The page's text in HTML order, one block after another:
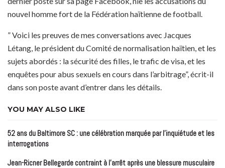
nouvel homme fort de la Fédération haïtienne de football.
” Voici les preuves de mes conversations avec Jacques
Létang, le président du Comité de normalisation haïtien, et les
sujets abordés : la sécurité des filles, le trafic de visa, et les
enquêtes pour abus sexuels en cours dans l’arbitrage”, écrit-il
dans son poste avant d’entrer dans les détails.
YOU MAY ALSO LIKE
52 ans du Baltimore SC : une célébration marquée par l’inquiétude et les
interrogations
Jean-Ricner Bellegarde contraint à l’arrêt après une blessure musculaire